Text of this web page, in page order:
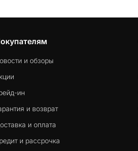
и обзоры
ин
и возврат
и оплата
и рассрочка